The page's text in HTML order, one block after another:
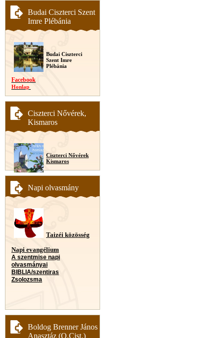
Budai Ciszterci Szent
Imre Plébánia
Budai Ciszterci
Szent Imre
Plébánia
Facebook
Honlap
Ciszterci Nővérek,
Kismaros
Ciszterci Nővérek
Kismaros
Napi olvasmány
Taizéi közösség
Napi evangélium
A szentmise napi
olvasmányai
BIBLIA/szentiras
Zsolozsma
Boldog Brenner János
Anasztáz (O.Cist.)